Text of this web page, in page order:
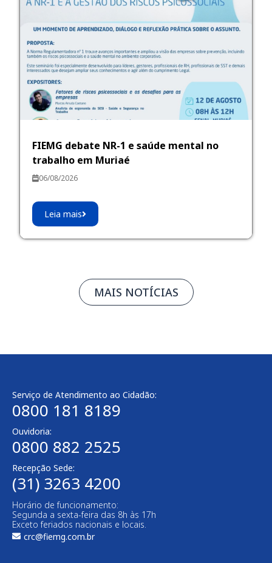
FIEMG debate NR-1 e saúde mental no
trabalho em Muriaé
06/08/2026
Leia mais
MAIS NOTÍCIAS
Serviço de Atendimento ao Cidadão:
0800 181 8189
Ouvidoria:
0800 882 2525
Recepção Sede:
(31) 3263 4200
Horário de funcionamento:
Segunda a sexta-feira das 8h às 17h
Exceto feriados nacionais e locais.
crc@fiemg.com.br